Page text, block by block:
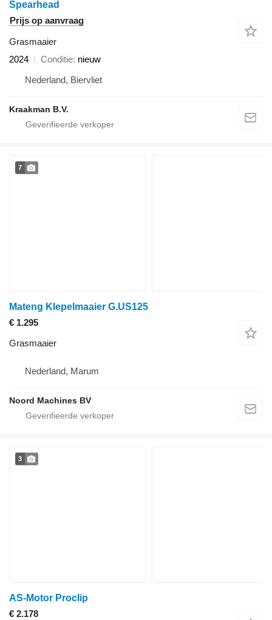
Spearhead
Prijs op aanvraag
Grasmaaier
2024
Conditie nieuw
Nederland, Biervliet
Kraakman B.V.
7
Mateng Klepelmaaier G.US125
€ 1.295
Grasmaaier
Nederland, Marum
Noord Machines BV
3
AS-Motor Proclip
€ 2.178